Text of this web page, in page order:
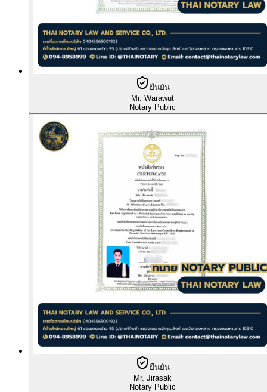
ยืนยัน
Mr. Warawut
Notary Public
ยืนยัน
Mr. Jirasak
Notary Public